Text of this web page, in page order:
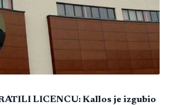
LICENCU: Kallos je izgubio